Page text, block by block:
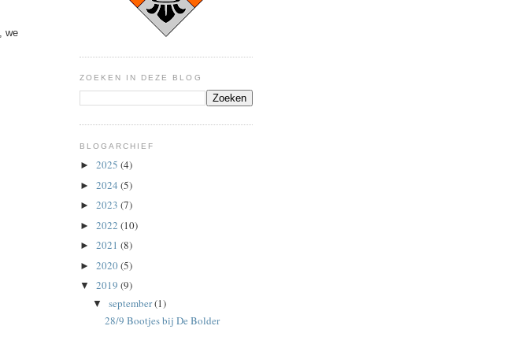
we
ZOEKEN IN DEZE BLOG
BLOGARCHIEF
► 2025 (4)
► 2024 (5)
► 2023 (7)
► 2022 (10)
► 2021 (8)
► 2020(5)
▼ 2019 (9)
▼ september(1)
28/9 Bootjes bij De Bolder